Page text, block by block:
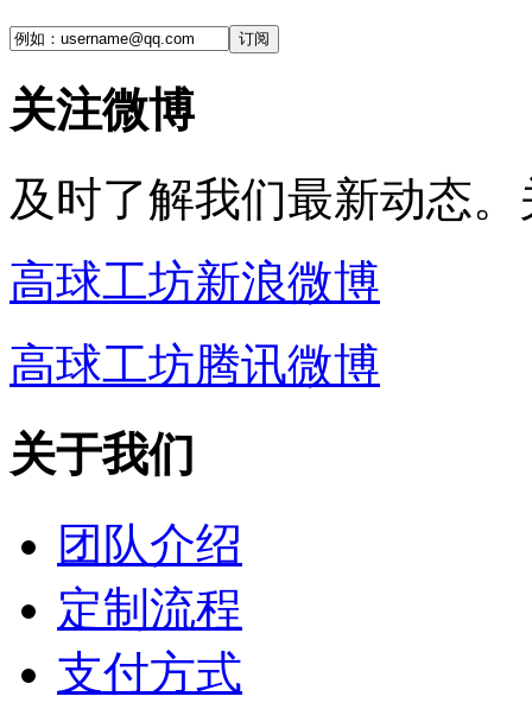
订阅
关注微博
及时了解我们最新动态
高球工坊新浪微博
高球工坊腾讯微博
关于我们
团队介绍
定制流程
支付方式